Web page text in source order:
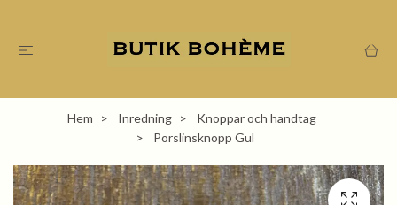
Hem Inredning
Knoppar och handtag
Porslinsknopp Gul